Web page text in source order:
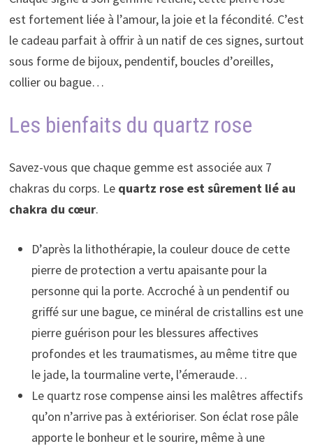
est fortement liée à l’amour, la joie et la fécondité. C’est
le cadeau parfait à offrir à un natif de ces signes, surtout
sous forme de bijoux, pendentif, boucles d’oreilles,
collier ou bague…
Les bienfaits du quartz rose
Savez-vous que chaque gemme est associée aux 7
chakras du corps. Le quartz rose est sûrement lié au
chakra du cœur.
D’après la lithothérapie, la couleur douce de cette
pierre de protection a vertu apaisante pour la
personne qui la porte. Accroché à un pendentif ou
griffé sur une bague, ce minéral de cristallins est une
pierre guérison pour les blessures affectives
profondes et les traumatismes, au même titre que
le jade, la tourmaline verte, l’émeraude…
Le quartz rose compense ainsi les malêtres affectifs
qu’on n’arrive pas à extérioriser. Son éclat rose pâle
apporte le bonheur et le sourire, même à une